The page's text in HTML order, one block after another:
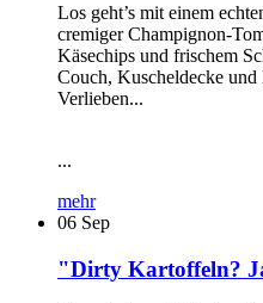
Los geht’s mit einem
cremiger Champignon-
Käsechips und frischem
Couch, Kuscheldecke
Verlieben...
...
mehr
06 Sep
"Dirty Kartoffeln?